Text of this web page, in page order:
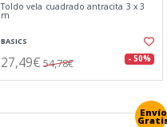
Toldo vela cuadrado antracita 3 x 3
m
BASICS
27,49€ 54,78€ - 50%
Envío